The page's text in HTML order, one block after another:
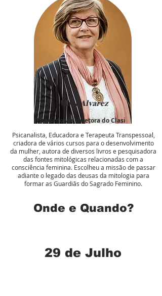
Fundadora e diretora do Clasi
Mani Alvarez
Psicanalista, Educadora e Terapeuta Transpessoal,
criadora de vários cursos para o desenvolvimento
da mulher, autora de diversos livros e pesquisadora
das fontes mitológicas relacionadas com a
consciência feminina. Escolheu a missão de passar
adiante o legado das deusas da mitologia para
formar as Guardiãs do Sagrado Feminino.
Onde e Quando?
29 de Julho